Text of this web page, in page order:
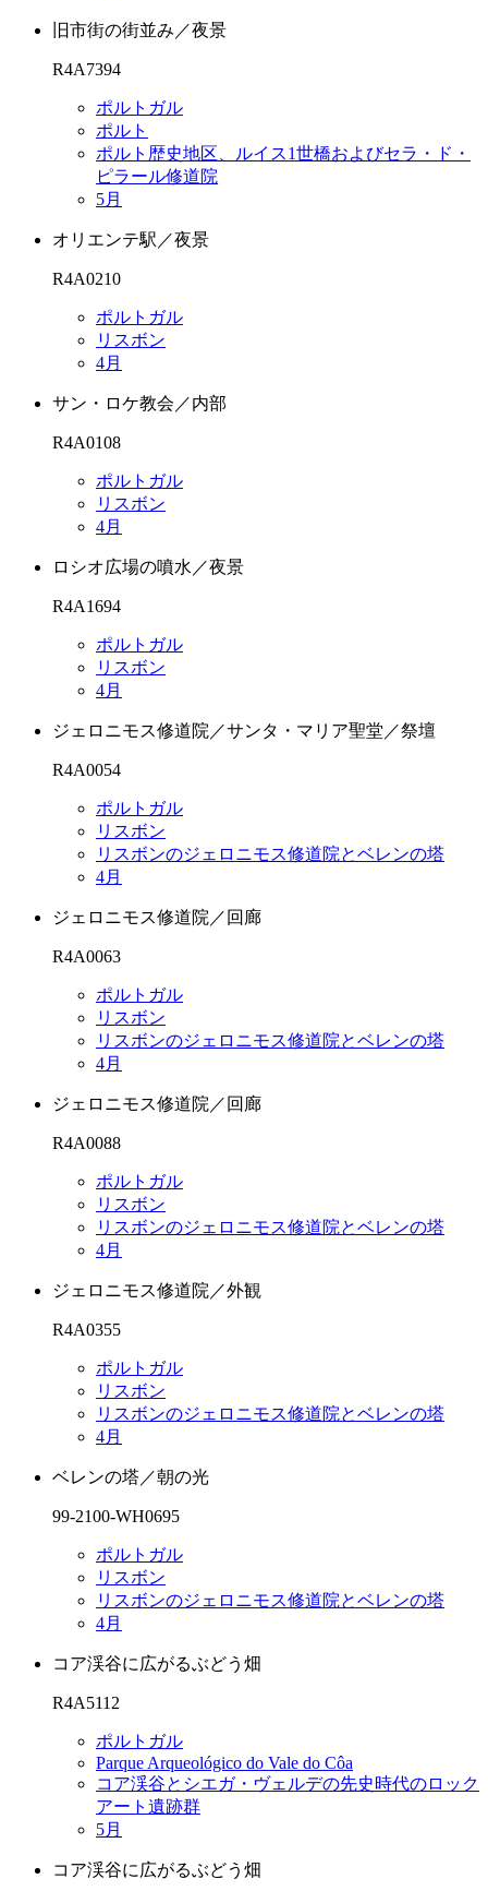
旧市街の街並み／夜景
R4A7394
ポルトガル
ポルト
ポルト歴史地区、ルイス1世橋およびセラ・ド・
ピラール修道院
5月
オリエンテ駅／夜景
R4A0210
ポルトガル
リスボン
4月
サン・ロケ教会／内部
R4A0108
ポルトガル
リスボン
4月
ロシオ広場の噴水／夜景
R4A1694
ポルトガル
リスボン
4月
ジェロニモス修道院／サンタ・マリア聖堂／祭壇
R4A0054
ポルトガル
リスボン
リスボンのジェロニモス修道院とベレンの塔
4月
ジェロニモス修道院／回廊
R4A0063
ポルトガル
リスボン
リスボンのジェロニモス修道院とベレンの塔
4月
ジェロニモス修道院／回廊
R4A0088
ポルトガル
リスボン
リスボンのジェロニモス修道院とベレンの塔
4月
ジェロニモス修道院／外観
R4A0355
ポルトガル
リスボン
リスボンのジェロニモス修道院とベレンの塔
4月
ベレンの塔／朝の光
99-2100-WH0695
ポルトガル
リスボン
リスボンのジェロニモス修道院とベレンの塔
4月
コア渓谷に広がるぶどう畑
R4A5112
ポルトガル
Parque Arqueológico do Vale do Côa
コア渓谷とシエガ・ヴェルデの先史時代のロック
アート遺跡群
5月
コア渓谷に広がるぶどう畑